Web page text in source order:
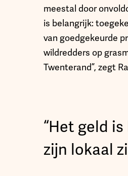
meestal door
is belangrijk:
van goedgekeurde
wildredders op
Twenterand”, zegt
“Het geld
zijn lokaal